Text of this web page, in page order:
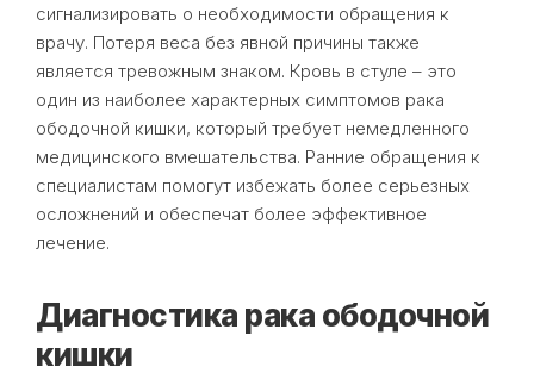
сигнализировать о необходимости обращения к
врачу. Потеря веса без явной причины также
является тревожным знаком. Кровь в стуле – это
один из наиболее характерных симптомов рака
ободочной кишки, который требует немедленного
медицинского вмешательства. Ранние обращения к
специалистам помогут избежать более серьезных
осложнений и обеспечат более эффективное
лечение.
Диагностика рака ободочной
кишки